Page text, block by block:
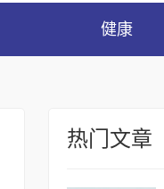
健康
热门文章